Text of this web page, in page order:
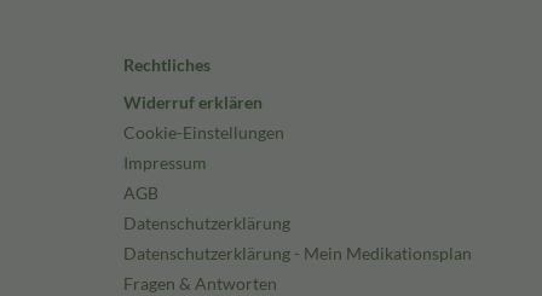
Rechtliches
Widerruf erklären
Cookie-Einstellungen
Impressum
AGB
Datenschutzerklärung
Datenschutzerklärung - Mein Medikationsplan
Fragen & Antworten